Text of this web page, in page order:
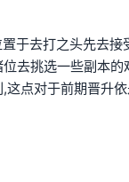
于去打之头先去接
去挑选一些副本的
这点对于前期晋升依